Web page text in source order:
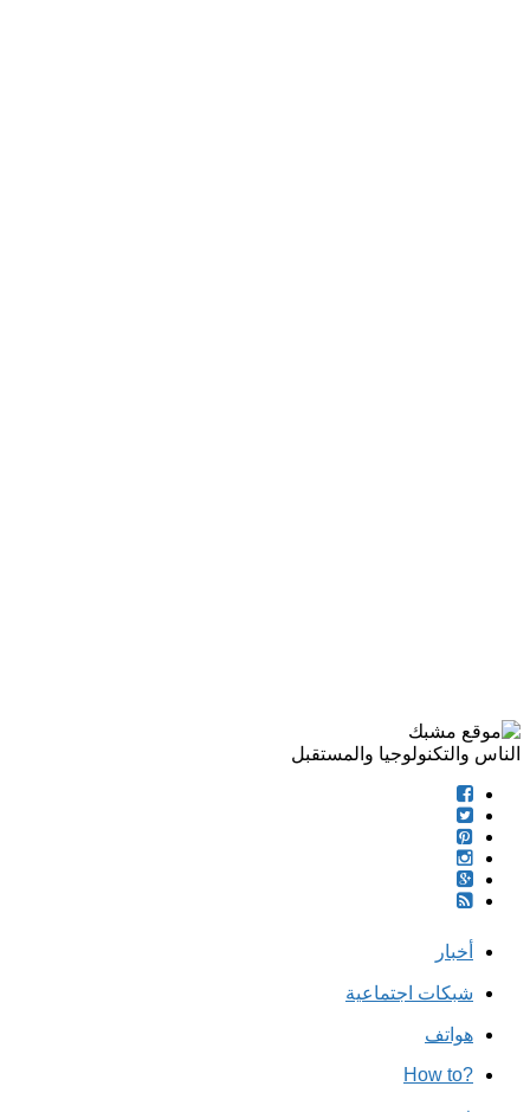
الناس والتكنولوجيا والمستقبل
أخبار
شبكات اجتماعية
هواتف
?How to